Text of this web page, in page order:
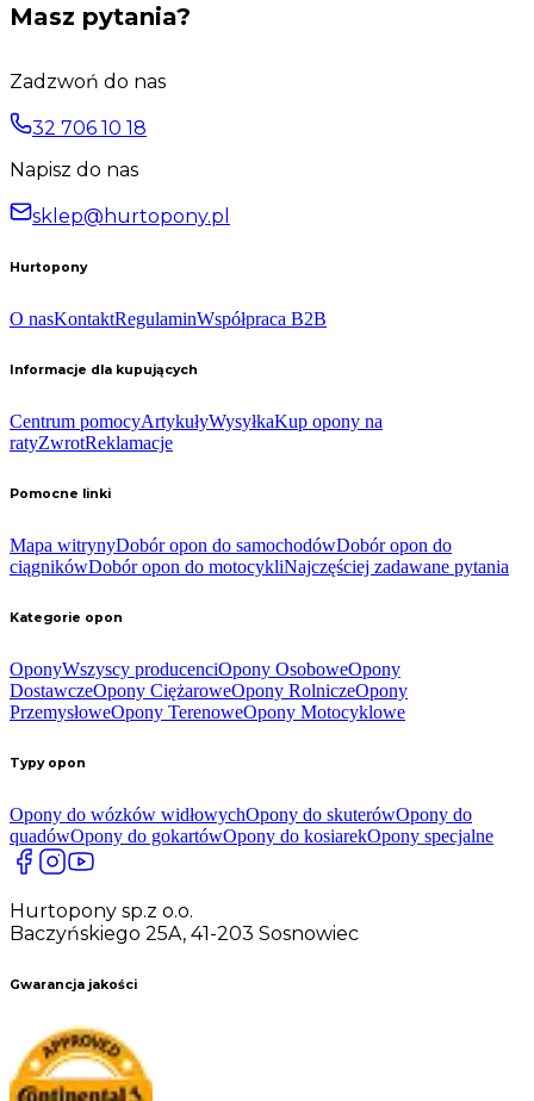
Masz pytania?
Zadzwoń do nas
32 706 10 18
Napisz do nas
sklep@hurtopony.pl
Hurtopony
O nasKontaktRegulaminWspółpraca B2B
Informacje dla kupujących
Centrum pomocyArtykułyWysyłkaKup opony na
ratyZwrotReklamacje
Pomocne linki
Mapa witrynyDobór opon do samochodówDobór opon do
ciągnikówDobór opon do motocykliNajczęściej zadawane pytania
Kategorie opon
OponyWszyscy producenciOpony OsoboweOpony
DostawczeOpony CiężaroweOpony RolniczeOpony
PrzemysłoweOpony TerenoweOpony Motocyklowe
Typy opon
Opony do wózków widłowychOpony do skuterówOpony do
quadówOpony do gokartówOpony do kosiarekOpony specjalne
Hurtopony sp.z o.o.
Baczyńskiego 25A, 41-203 Sosnowiec
Gwarancja jakości